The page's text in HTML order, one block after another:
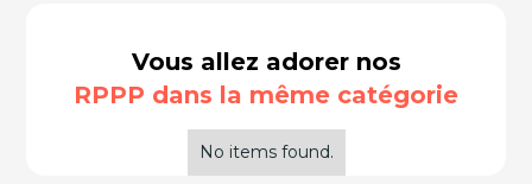
Vous allez adorer nos
RPPP dans la même catégorie
No items found.